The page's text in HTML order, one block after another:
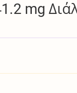
mg